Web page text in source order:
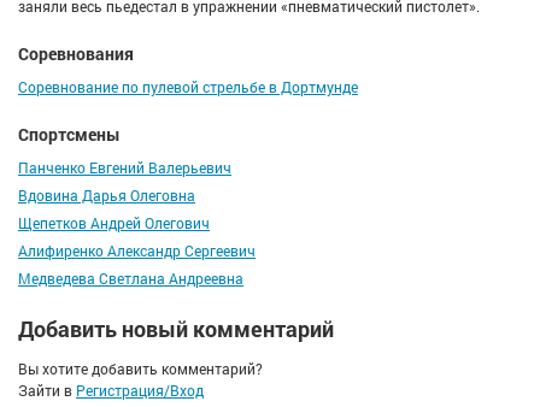
заняли весь пьедестал в упражнении «пневматический пистолет».
Соревнования
Соревнование по пулевой стрельбе в Дортмунде
Спортсмены
Панченко Евгений Валерьевич
Вдовина Дарья Олеговна
Щепетков Андрей Олегович
Алифиренко Александр Сергеевич
Медведева Светлана Андреевна
Добавить новый комментарий
Вы хотите добавить комментарий?
Зайти в Регистрация/Вход